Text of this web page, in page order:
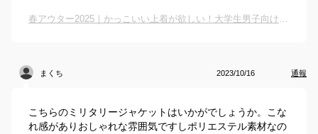
春アウター2025｜かっこいい上着が欲しい！大学生男子向けのおすすめは？
まくち 2023/10/16 通報
こちらのミリタリージャケットはいかがでしょうか。こな
れ感がありおしゃれな雰囲気ですしポリエステル素材なの